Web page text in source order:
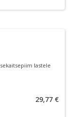
lastele
29,77 €